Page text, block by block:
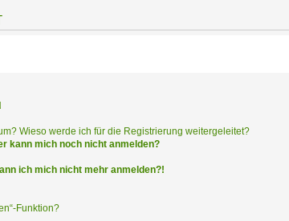
Wieso werde ich für die Registrierung weitergeleitet?
aber kann mich noch nicht anmelden?
ich mich nicht mehr anmelden?!
Funktion?